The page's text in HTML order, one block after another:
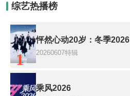
综艺热播榜
1
怦然心动20岁：冬季2026
20260607特辑
乘风2026